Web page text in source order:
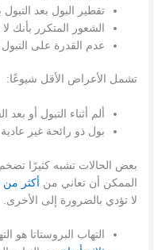
تقطير البول بعد التبول
الشعور المتكرر بأنك
عدم القدرة على
تشمل الأعراض الأقل شيوعًا:
ألم أثناء التبول أو بعد
بول ذو رائحة غير
بعض الحالات تشبه كثيرًا
الممكن أن تعاني من أكثر من
لا تؤدي بالضرورة إلى الأخرى.
التهاب البروستاتا هو